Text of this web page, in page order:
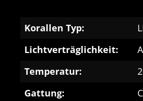
Korallen Typ:
Lichtverträglichkeit:
Temperatur:
Gattung: